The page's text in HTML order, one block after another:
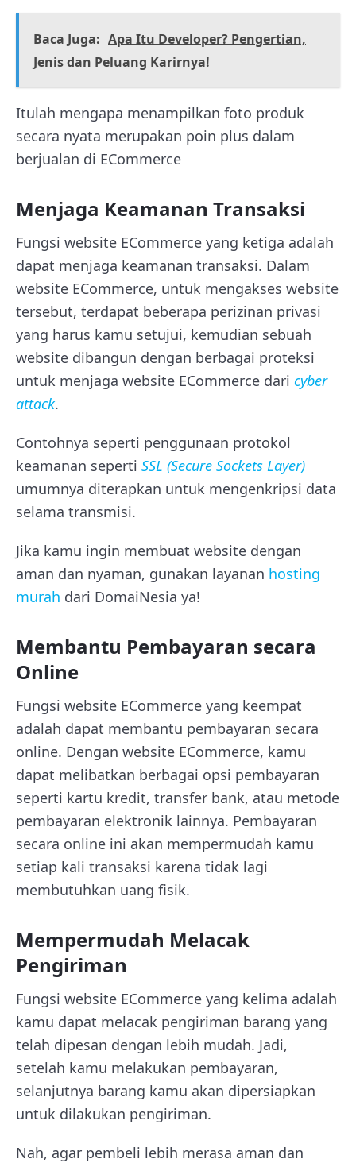
Baca Juga: Apa Itu Developer? Pengertian,
Jenis dan Peluang Karirnya!
Itulah mengapa menampilkan foto produk
secara nyata merupakan poin plus dalam
berjualan di ECommerce
Menjaga Keamanan Transaksi
Fungsi website ECommerce yang ketiga adalah
dapat menjaga keamanan transaksi. Dalam
website ECommerce, untuk mengakses website
tersebut, terdapat beberapa perizinan privasi
yang harus kamu setujui, kemudian sebuah
website dibangun dengan berbagai proteksi
untuk menjaga website ECommerce dari cyber
attack.
Contohnya seperti penggunaan protokol
keamanan seperti SSL (Secure Sockets Layer)
umumnya diterapkan untuk mengenkripsi data
selama transmisi.
Jika kamu ingin membuat website dengan
aman dan nyaman, gunakan layanan hosting
murah dari DomaiNesia ya!
Membantu Pembayaran secara
Online
Fungsi website ECommerce yang keempat
adalah dapat membantu pembayaran secara
online. Dengan website ECommerce, kamu
dapat melibatkan berbagai opsi pembayaran
seperti kartu kredit, transfer bank, atau metode
pembayaran elektronik lainnya. Pembayaran
secara online ini akan mempermudah kamu
setiap kali transaksi karena tidak lagi
membutuhkan uang fisik.
Mempermudah Melacak
Pengiriman
Fungsi website ECommerce yang kelima adalah
kamu dapat melacak pengiriman barang yang
telah dipesan dengan lebih mudah. Jadi,
setelah kamu melakukan pembayaran,
selanjutnya barang kamu akan dipersiapkan
untuk dilakukan pengiriman.
Nah, agar pembeli lebih merasa aman dan